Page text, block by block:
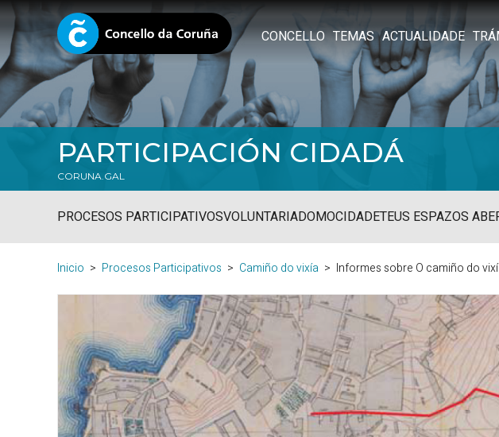
CONCELLO TEMAS ACTUALIDADE
PARTICIPACIÓN CIDADÁ
CORUNA.GAL
PROCESOS PARTICIPATIVOSVOLUNTARIADOMOCIDADETEUS ESPAZOS
Inicio Procesos Participativos Camiño do vixía Informes sobre O camiño do